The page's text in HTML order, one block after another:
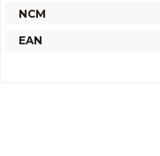
NCM
EAN